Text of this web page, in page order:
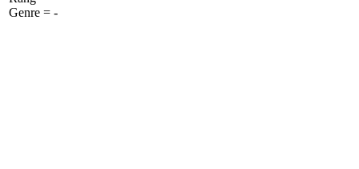
Genre = -